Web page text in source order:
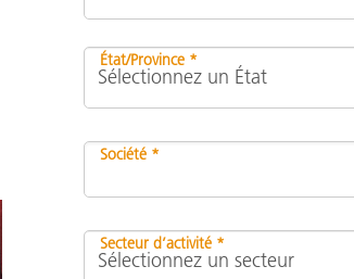
État/Province *
Société *
Secteur d’activité *